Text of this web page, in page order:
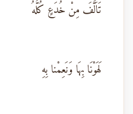
تَاَلَّفَ مِنْ خُدَعٍ كُلُّهُ
لَهَوْنَا بِهَا وَنَعِمْنا بِهِ